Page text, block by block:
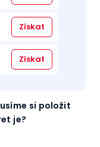
Získat
Získat
si položit
je?